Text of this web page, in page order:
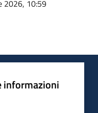
2026, 10:59
informazioni